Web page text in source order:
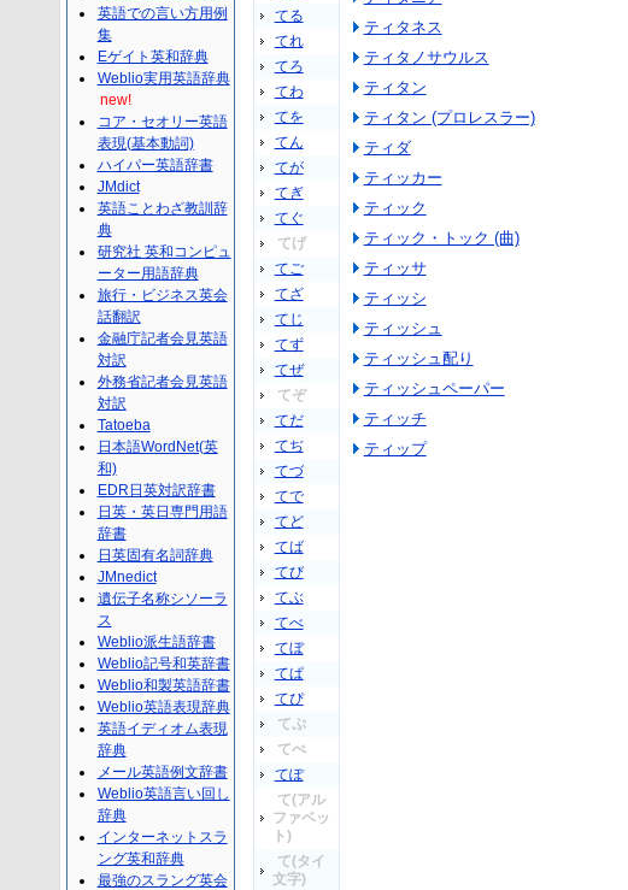
てる
てれ
てろ
てわ
てを
てん
てが
てぎ
てぐ
てげ
てご
てざ
てじ
てず
てぜ
てぞ
てだ
てぢ
てづ
てで
てど
てば
てび
てぶ
てべ
てぼ
てぱ
てぴ
てぷ
てぺ
てぽ
て(アル
ファベッ
ト)
て(タイ
文字)
ティタネス
ティタノサウルス
ティタン
ティタン (プロレスラー)
ティダ
ティッカー
ティック
ティック・トック (曲)
ティッサ
ティッシ
ティッシュ
ティッシュ配り
ティッシュペーパー
ティッチ
ティップ
英語での言い方用例
集
Eゲイト英和辞典
Weblio実用英語辞典
new!
コア・セオリー英語
表現(基本動詞)
ハイパー英語辞書
JMdict
英語ことわざ教訓辞
典
研究社 英和コンピュ
ーター用語辞典
旅行・ビジネス英会
話翻訳
金融庁記者会見英語
対訳
外務省記者会見英語
対訳
Tatoeba
日本語WordNet(英
和)
EDR日英対訳辞書
日英・英日専門用語
辞書
日英固有名詞辞典
JMnedict
遺伝子名称シソーラ
ス
Weblio派生語辞書
Weblio記号和英辞書
Weblio和製英語辞書
Weblio英語表現辞典
英語イディオム表現
辞典
メール英語例文辞書
Weblio英語言い回し
辞典
インターネットスラ
ング英和辞典
最強のスラング英会